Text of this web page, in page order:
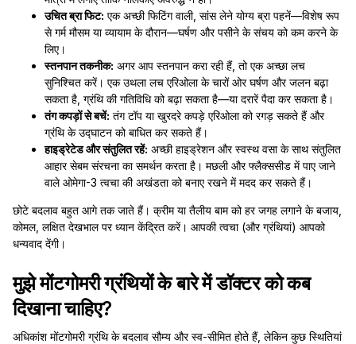
उचित ब्रा फिट: एक अच्छी फिटिंग वाली, सांस लेने योग्य ब्रा पहनें—विशेष रूप
से गर्म मौसम या व्यायाम के दौरान—घर्षण और पसीने के संचय को कम करने के
लिए।
स्तनपान तकनीक: अगर आप स्तनपान करा रही हैं, तो एक अच्छा लच
सुनिश्चित करें। एक उथला लच एरिओला के चारों ओर घर्षण और जलन बढ़ा
सकता है, ग्रंथि की गतिविधि को बढ़ा सकता है—या दरारें पैदा कर सकता है।
तंग कपड़ों से बचें: तंग टॉप या खुरदरे कपड़े एरिओला को रगड़ सकते हैं और
ग्रंथि के उद्घाटन को बाधित कर सकते हैं।
हाइड्रेटेड और संतुलित रहें: अच्छी हाइड्रेशन और स्वस्थ वसा के साथ संतुलित
आहार सेबम संरचना का समर्थन करता है। मछली और फ्लैक्ससीड में पाए जाने
वाले ओमेगा-3 त्वचा की अखंडता को बनाए रखने में मदद कर सकते हैं।
छोटे बदलाव बहुत आगे तक जाते हैं। क्रीम या तैलीय बाम को हर जगह लगाने के बजाय,
कोमल, लक्षित देखभाल पर ध्यान केंद्रित करें। आपकी त्वचा (और ग्रंथियां) आपको
धन्यवाद देंगी।
मुझे मोंटगोमरी ग्रंथियों के बारे में डॉक्टर को कब
दिखाना चाहिए?
अधिकांश मोंटगोमरी ग्रंथि के बदलाव सौम्य और स्व-सीमित होते हैं, लेकिन कुछ स्थितियां